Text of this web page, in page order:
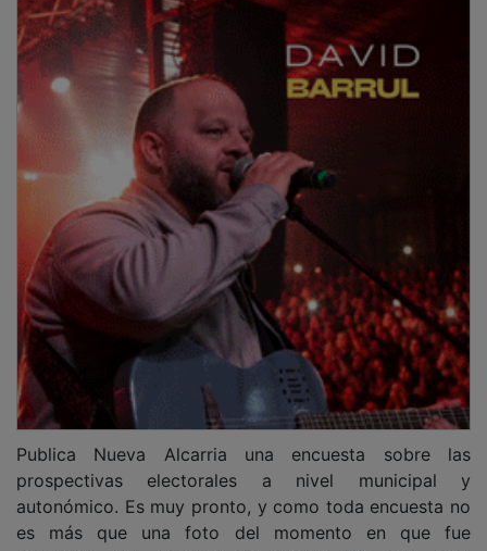
prospectivas electorales a nivel municipal y
autonómico. Es muy pronto, y como toda encuesta no
es más que una foto del momento en que fue
realizada. No aparece el efecto ZP, que será
coyuntural, aunque sí el de la zona azul, que también
lo es. Ya veremos qué queda entonces y qué otras
cosas aparecen por el camino. Sí hay algunas cosas
claras: que el desgaste del gobierno municipal es para
el PP y no para Vox, algo que debería hacer
reflexionar a los primeros, que el voto a la izquierda
del PSOE no irá mucho más allá de lo que hay ahora si
se divide en dos o tres grupos, que la opción de
Alberto Rojo sigue teniendo tirón y, en definitiva, que
queda tiempo, mucho tiempo.
PUBLICIDAD